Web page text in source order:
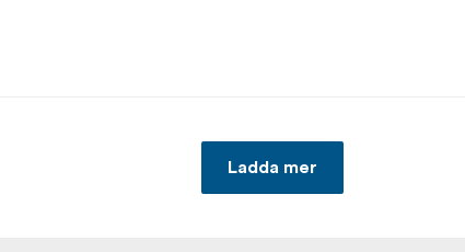
Ladda mer